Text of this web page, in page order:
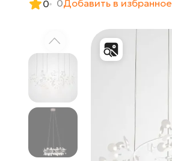
0 0Добавить в избранное